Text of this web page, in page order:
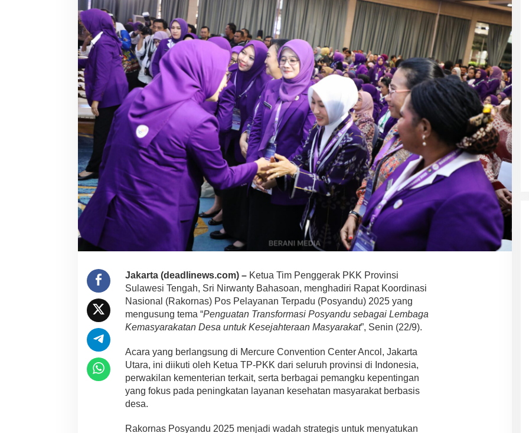
Jakarta (deadlinews.com) –Ketua Tim Penggerak PKK Provinsi
Sulawesi Tengah, Sri Nirwanty Bahasoan, menghadiri Rapat Koordinasi
Nasional (Rakornas) Pos Pelayanan Terpadu (Posyandu) 2025 yang
mengusung tema “Penguatan Transformasi Posyandu sebagai Lembaga
Kemasyarakatan Desa untuk Kesejahteraan Masyarakat”, Senin (22/9).
Acara yang berlangsung di Mercure Convention Center Ancol, Jakarta
Utara, ini diikuti oleh Ketua TP-PKK dari seluruh provinsi di Indonesia,
perwakilan kementerian terkait, serta berbagai pemangku kepentingan
yang fokus pada peningkatan layanan kesehatan masyarakat berbasis
desa.
Rakornas Posyandu 2025 menjadi wadah strategis untuk menyatukan